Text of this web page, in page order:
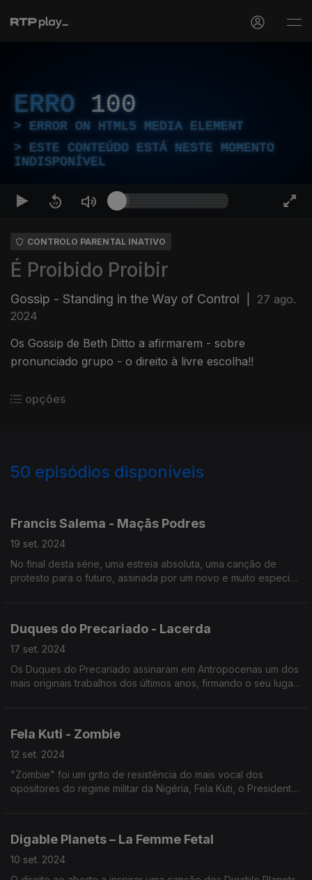
ERRO 100
ERROR ON HTML5 MEDIA ELEMENT
ESTE CONTEÚDO ESTÁ NESTE MOMENTO
INDISPONÍVEL
CONTROLO PARENTAL INATIVO
É Proibido Proibir
Gossip - Standing in the Way of Control
27 ago.
2024
Os Gossip de Beth Ditto a afirmarem - sobre
pronunciado grupo - o direito à livre escolha!!
opções
50 episódios disponíveis
Francis Salema - Maçãs Podres
19 set. 2024
No final desta série, uma estreia absoluta, uma canção de
protesto para o futuro, assinada por um novo e muito especial
Duques do Precariado - Lacerda
17 set. 2024
Os Duques do Precariado assinaram em Antropocenas um dos
mais originais trabalhos dos últimos anos, firmando o seu lugar
Fela Kuti - Zombie
12 set. 2024
"Zombie" foi um grito de resistência do mais vocal dos
opositores do regime militar da Nigéria, Fela Kuti, o Presidente
Digable Planets – La Femme Fetal
10 set. 2024